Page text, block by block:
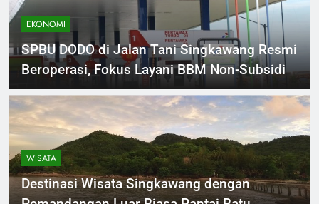
EKONOMI
SPBU DODO di Jalan Tani Singkawang Resmi
Beroperasi, Fokus Layani BBM Non-Subsidi
WISATA
Destinasi Wisata Singkawang dengan